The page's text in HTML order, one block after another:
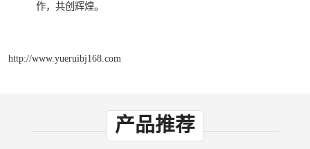
作，共创辉煌。
http://www.yueruibj168.com
产品推荐